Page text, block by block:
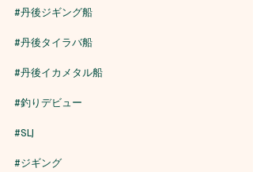
#丹後ジギング船
#丹後タイラバ船
#丹後イカメタル船
#釣りデビュー
#SLJ
#ジギング